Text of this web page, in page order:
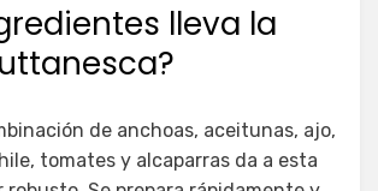
lleva la
de anchoas, aceitunas, ajo,
tomates y alcaparras da a esta